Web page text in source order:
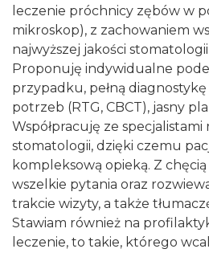
leczenie próchnicy zębów w
mikroskop), z zachowaniem
najwyższej jakości
Proponuję indywidualne
przypadku, pełną
potrzeb (RTG, CBCT), jasny
Współpracuję ze
stomatologii, dzięki czemu
kompleksową opieką. Z
wszelkie pytania oraz
trakcie wizyty, a także
Stawiam również na
leczenie, to takie, którego